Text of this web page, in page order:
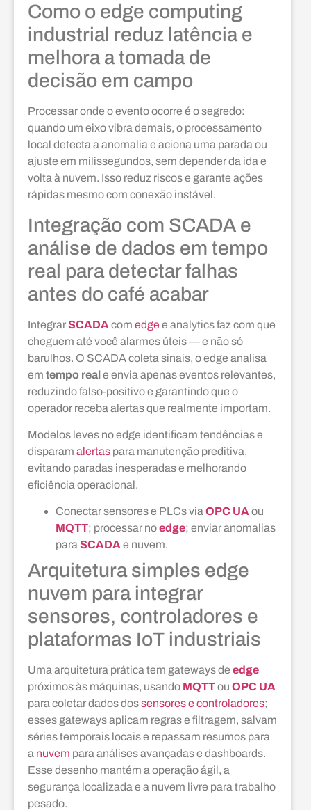
Como o edge computing
industrial reduz latência e
melhora a tomada de
decisão em campo
Processar onde o evento ocorre é o segredo:
quando um eixo vibra demais, o processamento
local detecta a anomalia e aciona uma parada ou
ajuste em milissegundos, sem depender da ida e
volta à nuvem. Isso reduz riscos e garante ações
rápidas mesmo com conexão instável.
Integração com SCADA e
análise de dados em tempo
real para detectar falhas
antes do café acabar
IntegrarSCADA com edgee analytics faz com que
cheguem até você alarmes úteis — e não só
barulhos. O SCADA coleta sinais, o edge analisa
em tempo real e envia apenas eventos relevantes,
reduzindo falso-positivo e garantindo que o
operador receba alertas que realmente importam.
Modelos leves no edge identificam tendências e
disparam alertas para manutenção preditiva,
evitando paradas inesperadas e melhorando
eficiência operacional.
Conectar sensores e PLCs viaOPC UAou
MQTT; processar noedge; enviar anomalias
paraSCADAe nuvem.
Arquitetura simples edge
nuvem para integrar
sensores, controladores e
plataformas IoT industriais
Uma arquitetura prática tem gateways de edge
próximos às máquinas, usando MQTTou OPC UA
para coletar dados dossensores e controladores;
esses gateways aplicam regras e filtragem, salvam
séries temporais locais e repassam resumos para
a nuvem para análises avançadas e dashboards.
Esse desenho mantém a operação ágil, a
segurança localizada e a nuvem livre para trabalho
pesado.